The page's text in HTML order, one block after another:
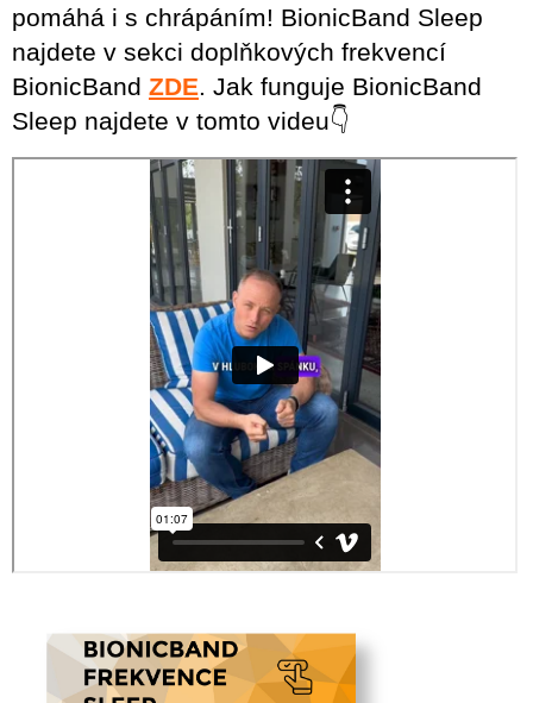
pomáhá i s chrápáním! BionicBand Sleep
najdete v sekci doplňkových frekvencí
BionicBand ZDE. Jak funguje BionicBand
Sleep najdete v tomto videu👇